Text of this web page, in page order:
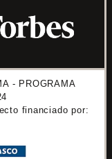
- PROGRAMA
financiado por: